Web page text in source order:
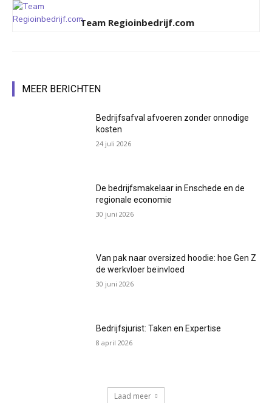
Team Regioinbedrijf.com
MEER BERICHTEN
Bedrijfsafval afvoeren zonder onnodige
kosten
24 juli 2026
De bedrijfsmakelaar in Enschede en de
regionale economie
30 juni 2026
Van pak naar oversized hoodie: hoe Gen Z
de werkvloer beïnvloed
30 juni 2026
Bedrijfsjurist: Taken en Expertise
8 april 2026
Laad meer